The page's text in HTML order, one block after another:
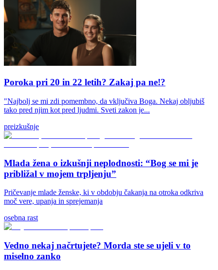
Poroka pri 20 in 22 letih? Zakaj pa ne!?
"Najbolj se mi zdi pomembno, da vključiva Boga. Nekaj obljubiš
tako pred njim kot pred ljudmi. Sveti zakon je...
preizkušnje
Mlada žena o izkušnji neplodnosti: “Bog se mi je
približal v mojem trpljenju”
Pričevanje mlade ženske, ki v obdobju čakanja na otroka odkriva
moč vere, upanja in sprejemanja
osebna rast
Vedno nekaj načrtujete? Morda ste se ujeli v to
miselno zanko